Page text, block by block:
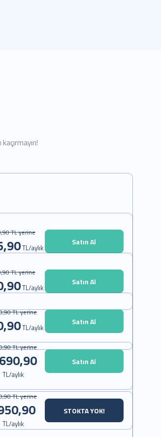
TL yerine
TL/aylık
Satın Al
TL yerine
TL/aylık
Satın Al
TL yerine
TL/aylık
Satın Al
TL yerine
TL/aylık
Satın Al
TL yerine
TL/aylık
STOKTA YOK!